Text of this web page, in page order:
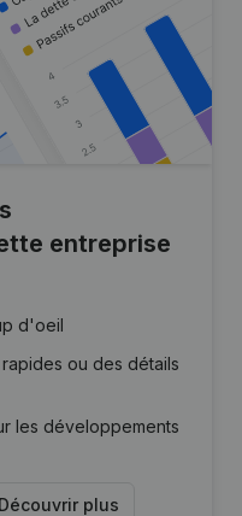
entreprise
d'oeil
ou des détails
les développements
Découvrir plus